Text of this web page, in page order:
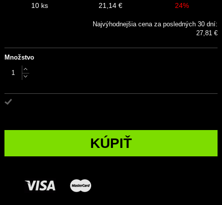
10 ks 21,14 € 24%
Najvýhodnejšia cena za posledných 30 dní:
27,81 €
Množstvo
KÚPIŤ